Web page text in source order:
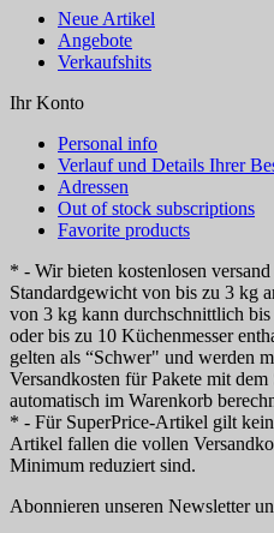
Neue Artikel
Angebote
Verkaufshits
Ihr Konto
Personal info
Verlauf und Details Ihrer
Adressen
Out of stock subscriptions
Favorite products
* - Wir bieten kostenlosen
Standardgewicht von bis zu 3 kg
von 3 kg kann durchschnittlich
oder bis zu 10 Küchenmesser
gelten als “Schwer" und werden
Versandkosten für Pakete mit
automatisch im Warenkorb
* - Für SuperPrice-Artikel gilt
Artikel fallen die vollen
Minimum reduziert sind.
Abonnieren unseren Newsletter